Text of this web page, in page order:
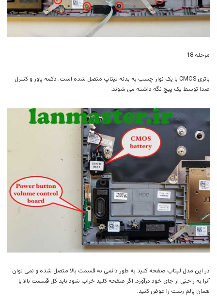
مرحله 18
باتری CMOS با یک نوار چسب به بدنه لپتاپ متصل شده است. دکمه پاور و کنترل
صدا توسط یک پیچ نگه داشته می شوند.
در این مدل لپتاپ صفحه کلید به طور دائمی به قسمت بالا متصل شده و نمی توان
آنرا به راحتی از جای خود درآورد. اگر صفحه کلید خراب شود باید کل قسمت بالا یا
همان پالم رست را عوض کنید.